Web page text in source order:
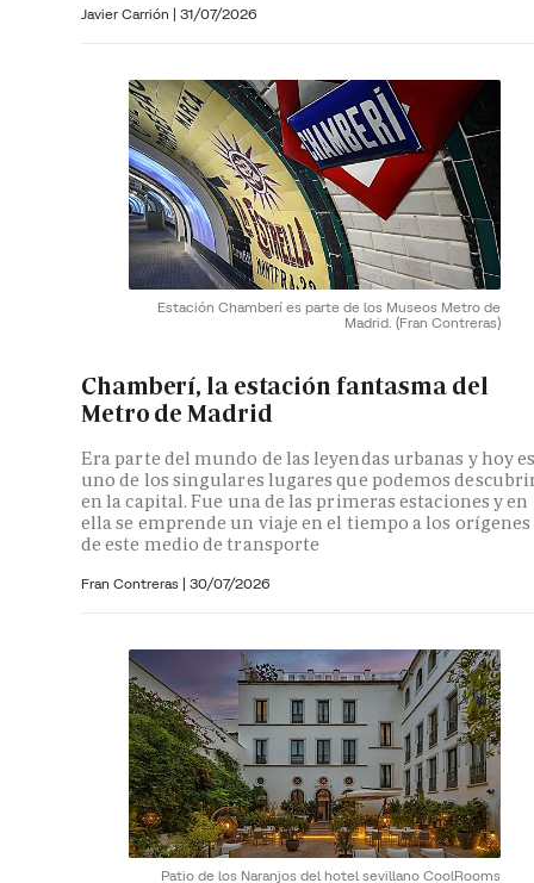
Javier Carrión | 31/07/2026
Estación Chamberí es parte de los Museos Metro de
Madrid. (Fran Contreras)
Chamberí, la estación fantasma del
Metro de Madrid
Era parte del mundo de las leyendas urbanas y hoy
uno de los singulares lugares que podemos
en la capital. Fue una de las primeras estaciones y en
ella se emprende un viaje en el tiempo a los orígenes
de este medio de transporte
Fran Contreras | 30/07/2026
Patio de los Naranjos del hotel sevillano CoolRooms